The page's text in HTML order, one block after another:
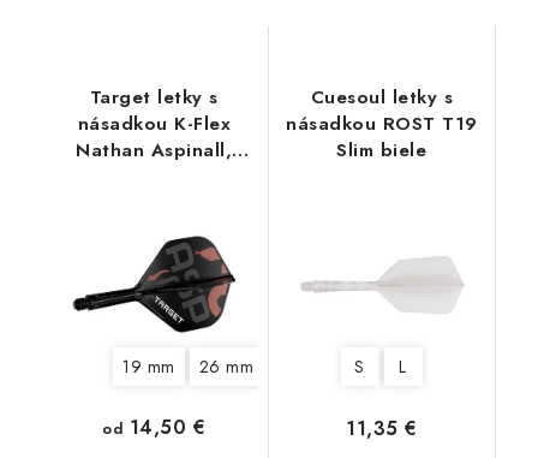
Target letky s
násadkou K-Flex
Nathan Aspinall,
19 mm 26 mm
od 14,50 €
Cuesoul letky s
násadkou ROST T19
Slim biele
S L
11,35 €